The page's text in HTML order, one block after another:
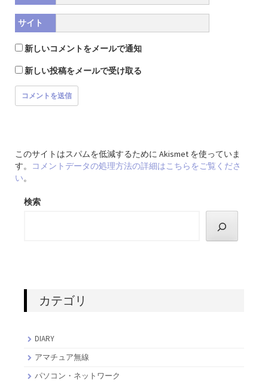
サイト
新しいコメントをメールで通知
新しい投稿をメールで受け取る
このサイトはスパムを低減するために Akismet を使っていま
す。
コメントデータの処理方法の詳細はこちらをご覧くださ
い。
検索
カテゴリ
DIARY
アマチュア無線
パソコン・ネットワーク